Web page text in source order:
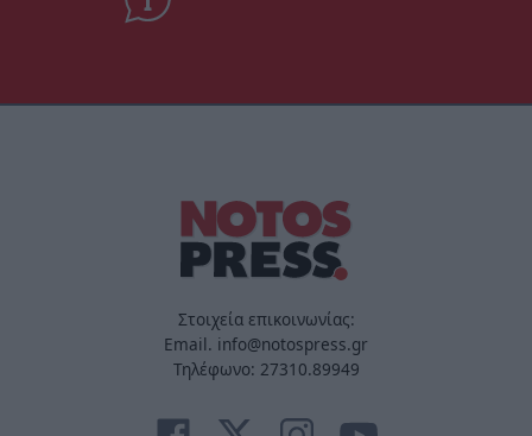
Στοιχεία επικοινωνίας:
Email. info@notospress.gr
Τηλέφωνο: 27310.89949